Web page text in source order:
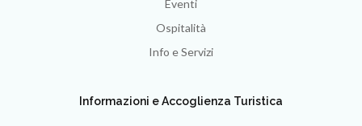
Eventi
Ospitalità
Info e Servizi
Informazioni e Accoglienza Turistica